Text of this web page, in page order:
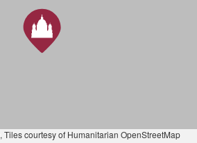
Tiles courtesy of Humanitarian OpenStreetMap